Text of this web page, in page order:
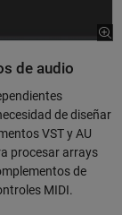
de audio
de diseñar
VST y AU
procesar arrays
de
MIDI.